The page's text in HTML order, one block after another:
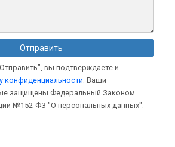
вы подтверждаете и
конфиденциальности. Ваши
защищены Федеральный Законом
№152-ФЗ "О персональных данных".